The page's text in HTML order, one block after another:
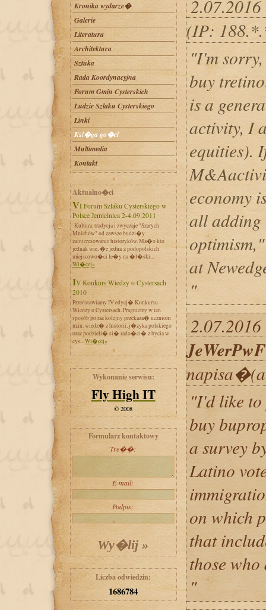
Kronika wydarze�
Galerie
Literatura
Architektura
Sztuka
Rada Koordynacyjna
Forum Gmin Cysterskich
Ludzie Szlaku Cysterskiego
Linki
Ksi�ga go�ci
Multimedia
Kontakt
Aktualno�ci
VI Forum Szlaku Cysterskiego w
Polsce Jemielnica 2-4.09.2011
Kultura, tradycja i zwyczaje "Szarych
Mnichów" od zawsze budzi�y
zainteresowanie historyków. Ma�o kto
jednak wie, �e jedna z podopolskich
miejscowo�ci le�y na �l�ski...
Wi�cej»
IV Konkurs Wiedzy o Cystersach
2010
Przedstawiamy IV edycj� Konkursu
Wiedzy o Cystersach. Pragniemy w ten
sposób po raz kolejny przekaza� uczniom
m.in. wiedz� z historii, j�zyka polskiego
oraz podzieli� si� rado�ci� z bycia w
cys...Wi�cej»
Wykonanie serwisu:
Fly High IT
© 2008
Formularz kontaktowy
Tre��:
E-mail:
Podpis:
Liczba odwiedzin:
1686784
(IP:
"I'm
buy
is a
activity, I
equities).
economy
all adding
at
"
JeWerPwF
"I'd like to
buy
a survey
Latino
on which
that
those
"